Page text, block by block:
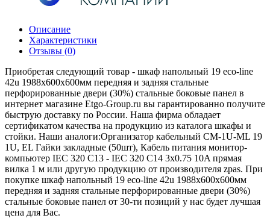
Описание
Характеристики
Отзывы (0)
Приобретая следующий товар - шкаф напольный 19 eco-line
42u 1988х600х600мм передняя и задняя стальные
перфорированные двери (30%) стальные боковые панел в
интернет магазине Etgo-Group.ru вы гарантированно получите
быструю доставку по России. Наша фирма обладает
сертификатом качества на продукцию из каталога шкафы и
стойки. Наши аналоги:Организатор кабельный CM-1U-ML 19
1U, EL Гайки закладные (50шт), Кабель питания монитор-
компьютер IEC 320 C13 - IEC 320 C14 3x0.75 10A прямая
вилка 1 м или другую продукцию от производителя zpas. При
покупке шкаф напольный 19 eco-line 42u 1988х600х600мм
передняя и задняя стальные перфорированные двери (30%)
стальные боковые панел от 30-ти позиций у нас будет лучшая
цена для Вас.